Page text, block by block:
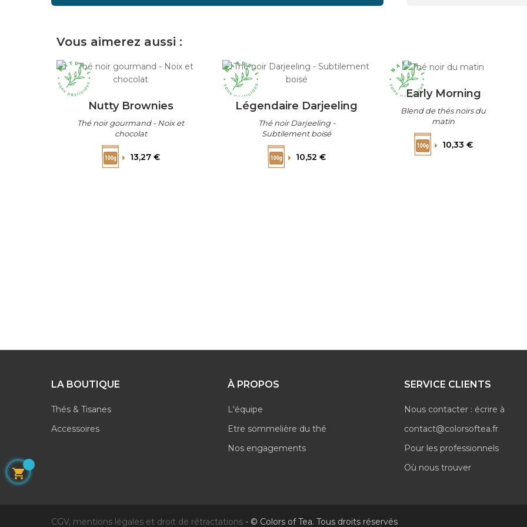
Vous aimerez aussi :
Nutty Brownies
Thé noir gourmand - Noix et
chocolat
Prix
13,27 €
Légendaire Darjeeling
Thé noir Darjeeling -
Subtilement boisé
Prix
10,52 €
Early Morning
Blend de thés noirs du
matin
Prix
10,33 €
LA BOUTIQUE
Thés & Tisanes
Accessoires
À PROPOS
L'équipe
Etre sommelière du thé
Nos engagements
SERVICE CLIENTS
Nous contacter : écrire à
contact@colorsoftea.fr
Pour les professionnels
Où nous trouver
CGV, mentions légales et droit de rétractations - © Colors of Tea. Tous droits réservés
